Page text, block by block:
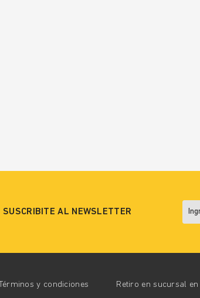
SUSCRIBITE AL NEWSLETTER
Términos y condiciones Retiro en sucursal en